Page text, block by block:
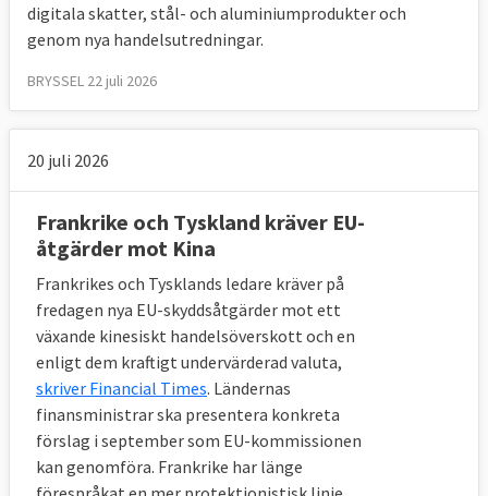
8. Hur beroende är medlemsländerna av
handel utanför EU?
Vissa är mer beroende än andra.
marknader utanför EU skiljer sig väsentligt
åt från land till land.
digitala skatter, stål- och aluminiumprodukter och
genom nya handelsutredningar.
BRYSSEL 22 juli 2026
20 juli 2026
Frankrike och Tyskland kräver EU-
åtgärder mot Kina
Frankrikes och Tysklands ledare kräver på
fredagen nya EU-skyddsåtgärder mot ett
växande kinesiskt handelsöverskott och en
enligt dem kraftigt undervärderad valuta,
skriver Financial Times. Ländernas
finansministrar ska presentera konkreta
förslag i september som EU-kommissionen
kan genomföra. Frankrike har länge